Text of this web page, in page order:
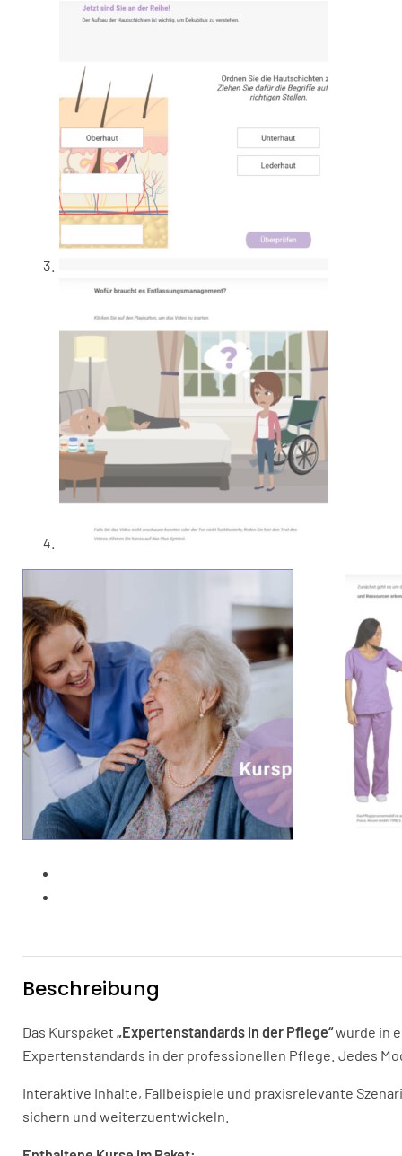
Beschreibung
Das Kurspaket„Expertenstandards in der Pflege“wurde in
Expertenstandards in der professionellen Pflege. Jedes
Interaktive Inhalte, Fallbeispiele und praxisrelevante
sichern und weiterzuentwickeln.